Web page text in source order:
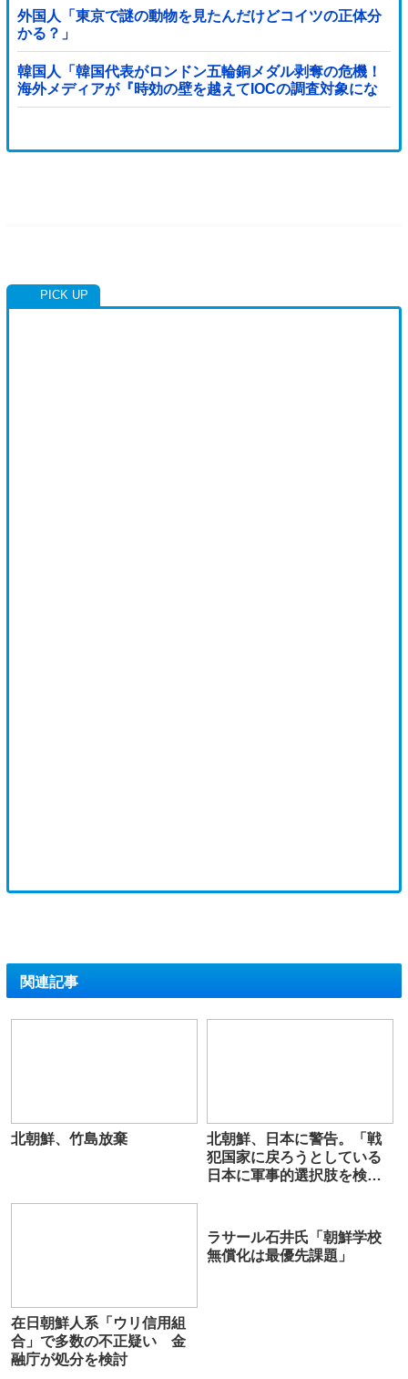
外国人「東京で謎の動物を見たんだけどコイツの正体分
かる？」
韓国人「韓国代表がロンドン五輪銅メダル剥奪の危機！
海外メディアが『時効の壁を越えてIOCの調査対象にな
り得る』と報道！」
関連記事
北朝鮮、竹島放棄
北朝鮮、日本に警告。「戦
犯国家に戻ろうとしている
日本に軍事的選択肢を検
在日朝鮮人系「ウリ信用組
合」で多数の不正疑い 金
融庁が処分を検討
ラサール石井氏「朝鮮学校
無償化は最優先課題」